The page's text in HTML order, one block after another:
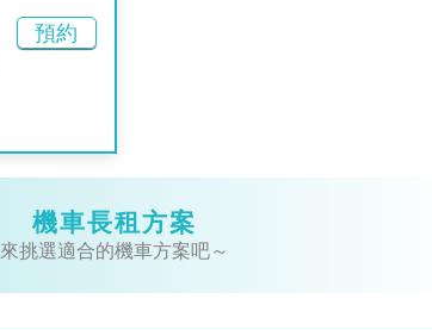
預約
機車長租方案
來挑選適合的機車方案吧～